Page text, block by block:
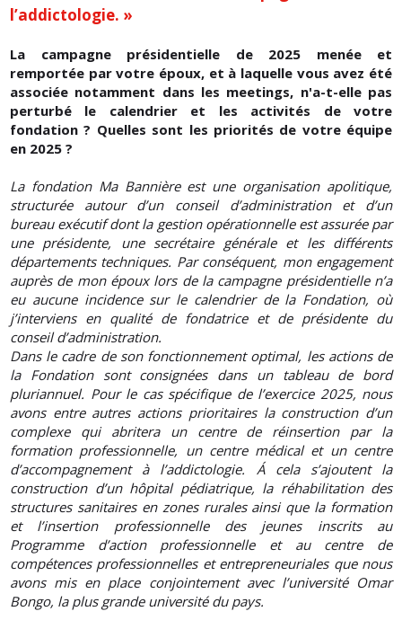
l’addictologie. »
La campagne présidentielle de 2025 menée et
remportée par votre époux, et à laquelle vous avez été
associée notamment dans les meetings, n'a-t-elle pas
perturbé le calendrier et les activités de votre
fondation ? Quelles sont les priorités de votre équipe
en 2025 ?
La fondation Ma Bannière est une organisation apolitique,
structurée autour d’un conseil d’administration et d’un
bureau exécutif dont la gestion opérationnelle est assurée par
une présidente, une secrétaire générale et les différents
départements techniques. Par conséquent, mon engagement
auprès de mon époux lors de la campagne présidentielle n’a
eu aucune incidence sur le calendrier de la Fondation, où
j’interviens en qualité de fondatrice et de présidente du
conseil d’administration.
Dans le cadre de son fonctionnement optimal, les actions de
la Fondation sont consignées dans un tableau de bord
pluriannuel. Pour le cas spécifique de l’exercice 2025, nous
avons entre autres actions prioritaires la construction d’un
complexe qui abritera un centre de réinsertion par la
formation professionnelle, un centre médical et un centre
d’accompagnement à l’addictologie. Á cela s’ajoutent la
construction d’un hôpital pédiatrique, la réhabilitation des
structures sanitaires en zones rurales ainsi que la formation
et l’insertion professionnelle des jeunes inscrits au
Programme d’action professionnelle et au centre de
compétences professionnelles et entrepreneuriales que nous
avons mis en place conjointement avec l’université Omar
Bongo, la plus grande université du pays.